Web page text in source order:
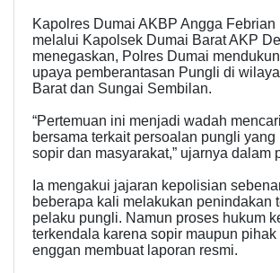
Kapolres Dumai AKBP Angga Febrian
melalui Kapolsek Dumai Barat AKP
menegaskan, Polres Dumai
upaya pemberantasan Pungli di
Barat dan Sungai Sembilan.
“Pertemuan ini menjadi wadah
bersama terkait persoalan pungli yang
sopir dan masyarakat,” ujarnya dalam
Ia mengakui jajaran kepolisian
beberapa kali melakukan penindakan
pelaku pungli. Namun proses hukum
terkendala karena sopir maupun pihak
enggan membuat laporan resmi.